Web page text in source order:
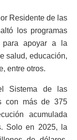
Residente de las
los programas
apoyar a la
salud, educación,
entre otros.
Sistema de las
con más de 375
acumulada
Solo en 2025, la